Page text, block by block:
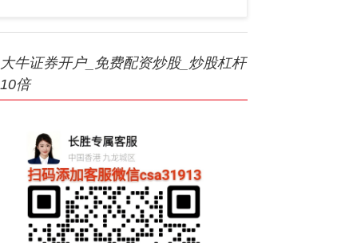
大牛证券开户_免费配资炒股_炒股杠杆
10倍